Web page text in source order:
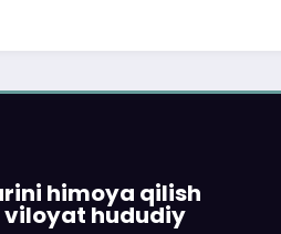
himoya qilish
viloyat hududiy